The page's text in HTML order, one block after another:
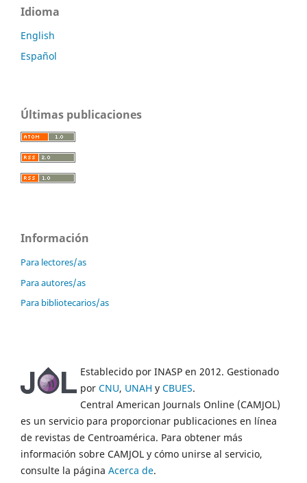
Idioma
English
Español
Últimas publicaciones
Información
Para lectores/as
Para autores/as
Para bibliotecarios/as
Establecido por INASP en 2012. Gestionado
por CNU, UNAH y CBUES.
Central American Journals Online (CAMJOL)
es un servicio para proporcionar publicaciones en línea
de revistas de Centroamérica. Para obtener más
información sobre CAMJOL y cómo unirse al servicio,
consulte la página Acerca de.